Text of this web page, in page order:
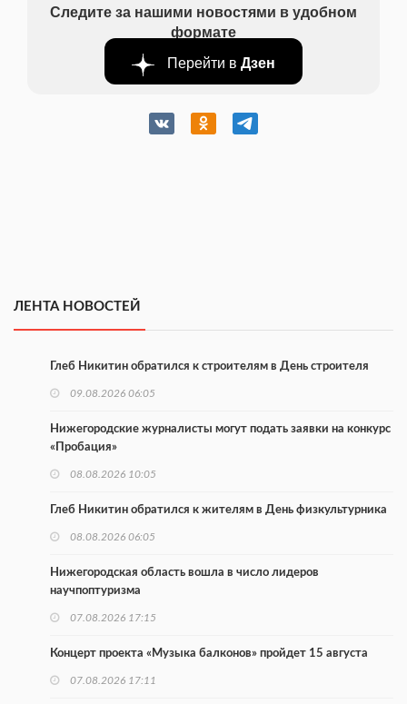
Следите за нашими новостями в удобном
формате
Перейти в Дзен
ЛЕНТА НОВОСТЕЙ
Глеб Никитин обратился к строителям в День строителя
09.08.2026 06:05
Нижегородские журналисты могут подать заявки на конкурс
«Пробация»
08.08.2026 10:05
Глеб Никитин обратился к жителям в День физкультурника
08.08.2026 06:05
Нижегородская область вошла в число лидеров
научпоптуризма
07.08.2026 17:15
Концерт проекта «Музыка балконов» пройдет 15 августа
07.08.2026 17:11